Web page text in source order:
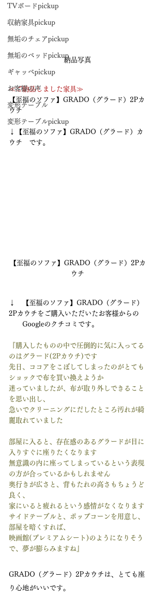
TVボードpickup
収納家具pickup
無垢のチェアpickup
無垢のベッドpickup
ギャッベpickup
お客様の声
変形テーブル
変形テーブルpickup
納品写真
≪ご納品しました家具≫
【至福のソファ】GRADO（グラード）2Pカ
ウチ
↓【至福のソファ】GRADO（グラード）カ
ウチ　です。
【至福のソファ】GRADO（グラード）2Pカ
ウチ
↓　【至福のソファ】GRADO（グラード）
2Pカウチをご購入いただいたお客様からの
Googleのクチコミです。
『購入したものの中で圧倒的に気に入ってる
のはグラード(2Pカウチ)です
先日、ココアをこぼしてしまったのがとても
ショックで布を買い換えようか
迷っていましたが、布が取り外しできること
を思い出し、
急いでクリーニングにだしたところ汚れが綺
麗取れていました
部屋に入ると、存在感のあるグラードが目に
入りすぐに座りたくなります
無意識の内に座ってしまっているという表現
の方が合っているかもしれません
奥行きが広さと、背もたれの高さもちょうど
良く、
家にいると疲れるという感情がなくなります
サイドテーブルと、ポップコーンを用意し、
部屋を暗くすれば、
映画館(プレミアムシート)のようになりそう
で、夢が膨らみますね』
GRADO（グラード）2Pカウチは、とても座
り心地がいいです。